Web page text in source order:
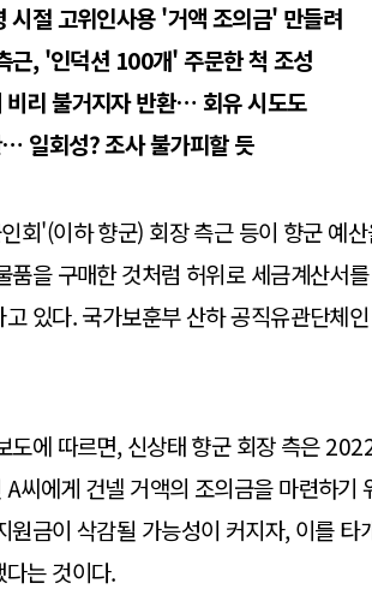
시절 고위인사용 '거액 조의금' 만들려
근, '인덕션 100개' 주문한 척 조성
비리 불거지자 반환… 회유 시도도
일회성? 조사 불가피할 듯
회'(이하 향군) 회장 측근 등이 향군 예
품을 구매한 것처럼 허위로 세금계산서
있다. 국가보훈부 산하 공직유관단체
도에 따르면, 신상태 향군 회장 측은
씨에게 건넬 거액의 조의금을 마련하기
원금이 삭감될 가능성이 커지자, 이를
는 것이다.